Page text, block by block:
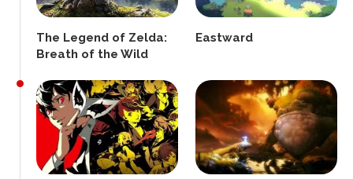
The Legend of Zelda:
Breath of the Wild
Eastward